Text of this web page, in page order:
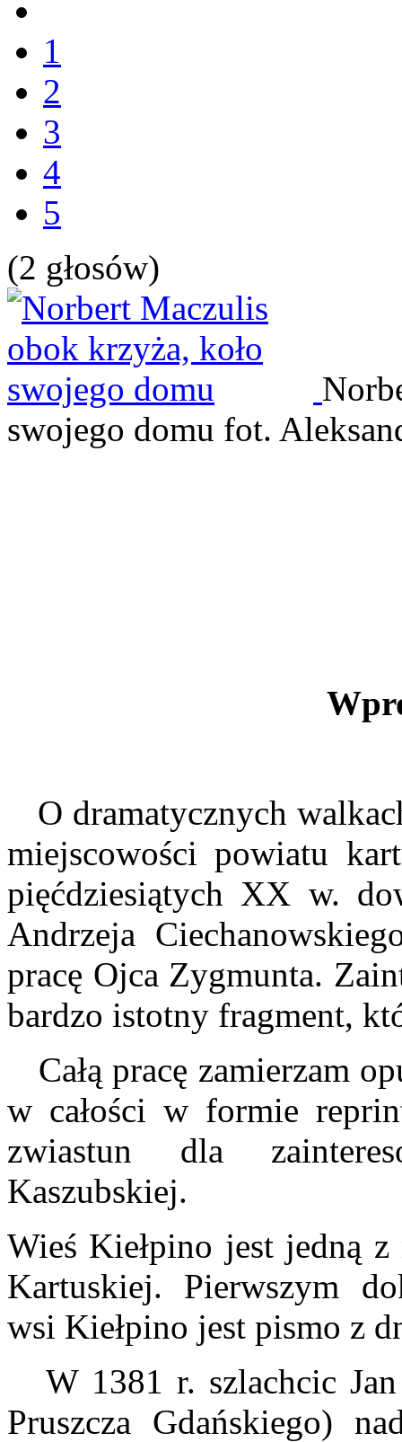
1
2
3
4
5
(2 głosów)
swojego domu fot.
O dramatycznych
miejscowości powiatu
pięćdziesiątych XX w.
Andrzeja
pracę Ojca Zygmunta.
bardzo istotny fragment,
Całą pracę zamierzam
w całości w formie
zwiastun dla
Kaszubskiej.
Wieś Kiełpino jest jedną
Kartuskiej. Pierwszym
wsi Kiełpino jest pismo z
W 1381 r. szlachcic Jan
Pruszcza Gdańskiego)